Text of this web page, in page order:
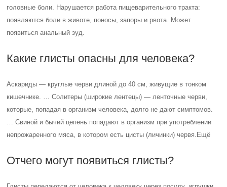
головные боли. Нарушается работа пищеварительного тракта:
появляются боли в животе, поносы, запоры и рвота. Может
появиться анальный зуд.
Какие глисты опасны для человека?
Аскариды — круглые черви длиной до 40 см, живущие в тонком
кишечнике. … Солитеры (широкие лентецы) — ленточные черви,
которые, попадая в организм человека, долго не дают симптомов.
… Свиной и бычий цепень попадают в организм при употреблении
непрожаренного мяса, в котором есть цисты (личинки) червя.Ещё
Отчего могут появиться глисты?